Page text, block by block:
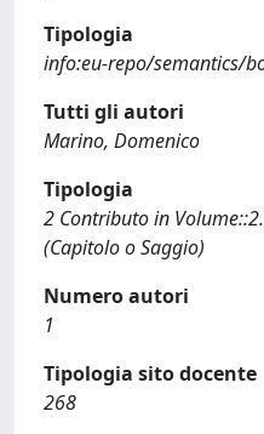
Tipologia
info:eu-repo/semantics/
Tutti gli autori
Marino, Domenico
Tipologia
2 Contributo in
(Capitolo o Saggio)
Numero autori
1
Tipologia sito docente
268